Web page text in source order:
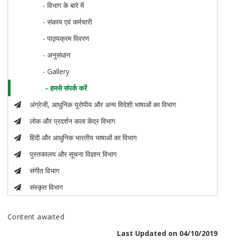
- विभाग के बारे में
- संकाय एवं कर्मचारी
- पाठ्यक्रम विवरण
- अनुसंधान
- Gallery
- हमसे संपर्क करें
अंग्रेजी, आधुनिक यूरोपीय और अन्य विदेशी भाषाओं का विभाग
लोक और प्रदर्शन कला केंद्र विभाग
हिंदी और आधुनिक भारतीय भाषाओं का विभाग
पुस्तकालय और सूचना विज्ञान विभाग
संगीत विभाग
संस्कृत विभाग
Content awaited
Last Updated on 04/10/2019